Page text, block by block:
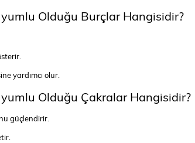
Olduğu Burçlar Hangisidir?
yardımcı olur.
Olduğu Çakralar Hangisidir?
güçlendirir.